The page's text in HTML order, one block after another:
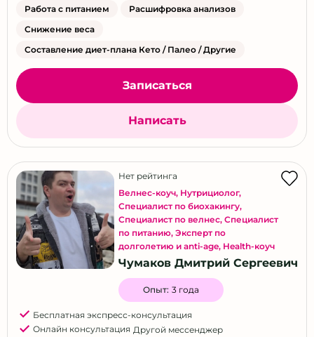
Работа с питанием
Расшифровка анализов
Снижение веса
Составление диет-плана Кето / Палео / Другие
Записаться
Написать
Нет рейтинга
Велнес-коуч, Нутрициолог,
Специалист по биохакингу,
Специалист по велнес, Специалист
по питанию, Эксперт по
долголетию и anti-age, Health-коуч
Чумаков Дмитрий Сергеевич
Опыт: 3 года
Бесплатная экспресс-консультация
Онлайн консультация Другой мессенджер